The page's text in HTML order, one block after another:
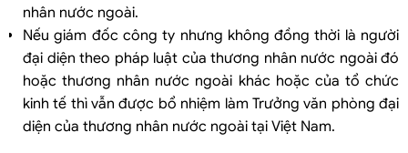
nhân nước ngoài.
Nếu giám đốc công ty nhưng không đồng thời là người
đại diện theo pháp luật của thương nhân nước ngoài đó
hoặc thương nhân nước ngoài khác hoặc của tổ chức
kinh tế thì vẫn được bổ nhiệm làm Trưởng văn phòng đại
diện của thương nhân nước ngoài tại Việt Nam.